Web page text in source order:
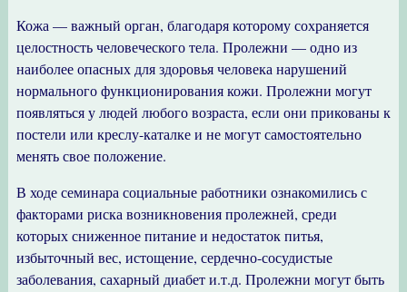
Кожа — важный орган, благодаря которому сохраняется
целостность человеческого тела. Пролежни — одно из
наиболее опасных для здоровья человека нарушений
нормального функционирования кожи. Пролежни могут
появляться у людей любого возраста, если они прикованы к
постели или креслу-каталке и не могут самостоятельно
менять свое положение.
В ходе семинара социальные работники ознакомились с
факторами риска возникновения пролежней, среди
которых сниженное питание и недостаток питья,
избыточный вес, истощение, сердечно-сосудистые
заболевания, сахарный диабет и.т.д. Пролежни могут быть